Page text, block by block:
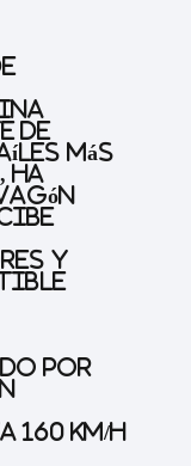
de
más
ha
y
por
160 km/h